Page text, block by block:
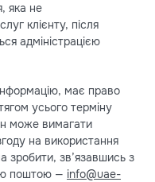
яка не
клієнту, після
адміністрацією
має право
усього терміну
може вимагати
на використання
зробити, зв’язавшись з
поштою — info@uae-